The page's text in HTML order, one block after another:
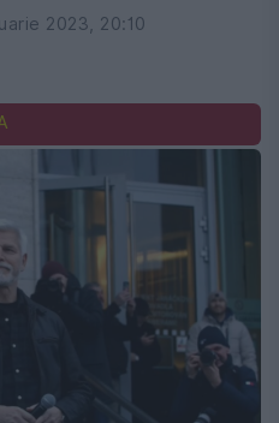
2023, 20:10